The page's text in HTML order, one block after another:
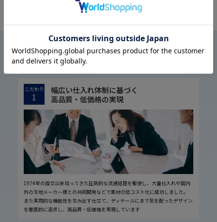
OFFICIAL SNS
はるやまについて
こだわり
1
幅広い仕入れ体制に基づく
高品質・低価格の実現
1974年の設立以来培ってきた圧倒的な流通経路を駆使し、大量仕入れや国内
外の生地メーカー様との共同開発などで素材の低コスト化に成功しました。
また実用的な機能性を生み出す仕立て、ディテールにまで気を配ったデザイン
を徹底的に追求し、高品質・低価格を実現しています